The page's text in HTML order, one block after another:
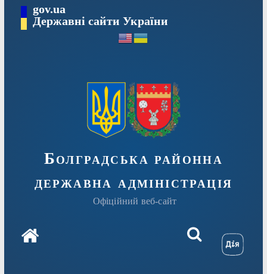
Перейтиgov.ua
Державні сайти України
Болградська районна
державна адміністрація
Офіційний веб-сайт